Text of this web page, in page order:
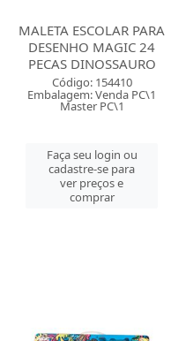
MALETA ESCOLAR PARA
DESENHO MAGIC 24
PECAS DINOSSAURO
Código: 154410
Embalagem: Venda PC\1
Master PC\1
Faça seu login ou
cadastre-se para
ver preços e
comprar